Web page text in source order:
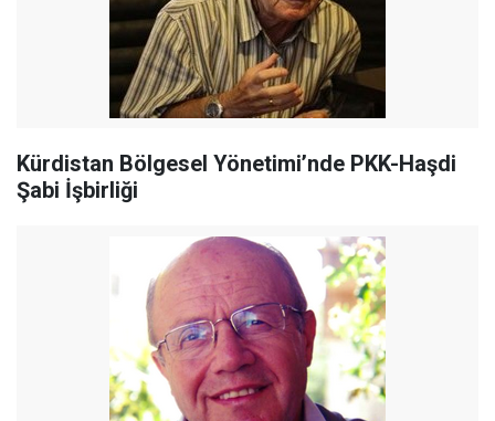
Kürdistan Bölgesel Yönetimi’nde PKK-Haşdi
Şabi İşbirliği